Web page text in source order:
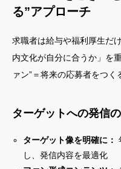
る”アプローチ
求職者は給与や福利厚生だ
内文化が自分に合うか」を
ァン”＝将来の応募者をつく
ターゲットへの発信
ターゲット像を明確に：
し、発信内容を最適化